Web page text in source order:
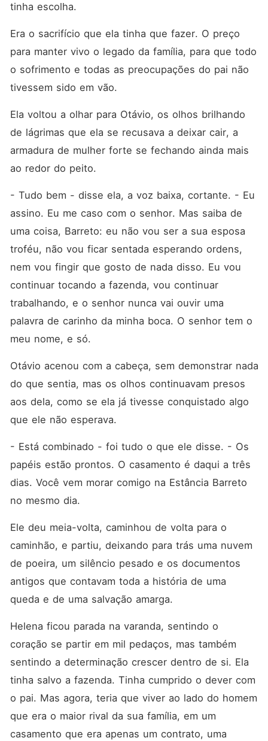
tinha escolha.
Era o sacrifício que ela tinha que fazer. O preço
para manter vivo o legado da família, para que todo
o sofrimento e todas as preocupações do pai não
tivessem sido em vão.
Ela voltou a olhar para Otávio, os olhos brilhando
de lágrimas que ela se recusava a deixar cair, a
armadura de mulher forte se fechando ainda mais
ao redor do peito.
- Tudo bem - disse ela, a voz baixa, cortante. - Eu
assino. Eu me caso com o senhor. Mas saiba de
uma coisa, Barreto: eu não vou ser a sua esposa
troféu, não vou ficar sentada esperando ordens,
nem vou fingir que gosto de nada disso. Eu vou
continuar tocando a fazenda, vou continuar
trabalhando, e o senhor nunca vai ouvir uma
palavra de carinho da minha boca. O senhor tem o
meu nome, e só.
Otávio acenou com a cabeça, sem demonstrar nada
do que sentia, mas os olhos continuavam presos
aos dela, como se ela já tivesse conquistado algo
que ele não esperava.
- Está combinado - foi tudo o que ele disse. - Os
papéis estão prontos. O casamento é daqui a três
dias. Você vem morar comigo na Estância Barreto
no mesmo dia.
Ele deu meia-volta, caminhou de volta para o
caminhão, e partiu, deixando para trás uma nuvem
de poeira, um silêncio pesado e os documentos
antigos que contavam toda a história de uma
queda e de uma salvação amarga.
Helena ficou parada na varanda, sentindo o
coração se partir em mil pedaços, mas também
sentindo a determinação crescer dentro de si. Ela
tinha salvo a fazenda. Tinha cumprido o dever com
o pai. Mas agora, teria que viver ao lado do homem
que era o maior rival da sua família, em um
casamento que era apenas um contrato, uma